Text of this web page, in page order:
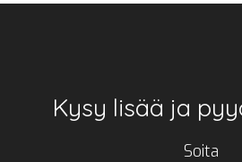
Footer
Kysy lisää ja
Soita